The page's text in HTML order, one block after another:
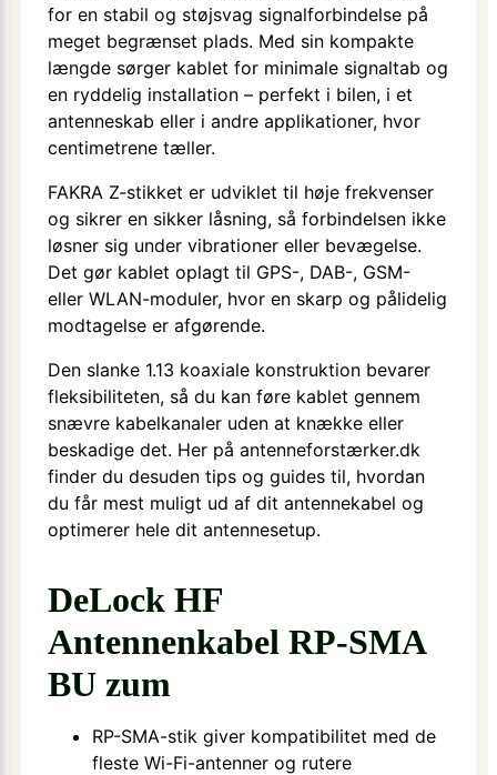
for en stabil og støjsvag signalforbindelse på
meget begrænset plads. Med sin kompakte
længde sørger kablet for minimale signaltab og
en ryddelig installation – perfekt i bilen, i et
antenneskab eller i andre applikationer, hvor
centimetrene tæller.
FAKRA Z-stikket er udviklet til høje frekvenser
og sikrer en sikker låsning, så forbindelsen ikke
løsner sig under vibrationer eller bevægelse.
Det gør kablet oplagt til GPS-, DAB-, GSM-
eller WLAN-moduler, hvor en skarp og pålidelig
modtagelse er afgørende.
Den slanke 1.13 koaxiale konstruktion bevarer
fleksibiliteten, så du kan føre kablet gennem
snævre kabelkanaler uden at knække eller
beskadige det. Her på antenneforstærker.dk
finder du desuden tips og guides til, hvordan
du får mest muligt ud af dit antennekabel og
optimerer hele dit antennesetup.
DeLock HF
Antennenkabel RP-SMA
BU zum
RP-SMA-stik giver kompatibilitet med de
fleste Wi-Fi-antenner og rutere